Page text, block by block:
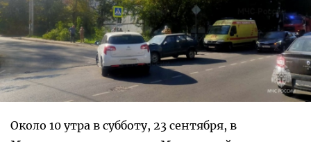
Около 10 утра в субботу, 23 сентября, в